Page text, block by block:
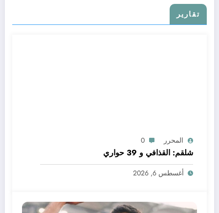
تقارير
المحرر 0
شلقم: القذافي و 39 حواري
أغسطس 6, 2026